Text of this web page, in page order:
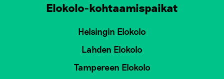
Elokolo-kohtaamispaikat
Helsingin Elokolo
Lahden Elokolo
Tampereen Elokolo